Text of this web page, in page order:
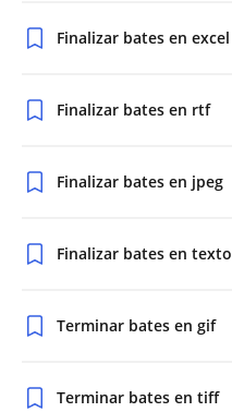
Finalizar bates en excel
Finalizar bates en rtf
Finalizar bates en jpeg
Finalizar bates en texto
Terminar bates en gif
Terminar bates en tiff